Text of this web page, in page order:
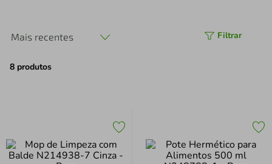
Mais recentes Filtrar
8 produtos
perfume
4º air fryer